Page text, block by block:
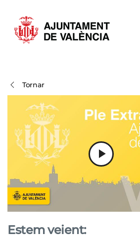
Skip to main content
Tornar
Play
Video
Estem veient: